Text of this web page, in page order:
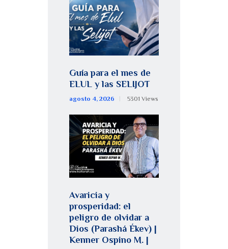
Guía para el mes de
ELUL y las SELIJOT
agosto 4, 2026 5301 Views
Avaricia y
prosperidad: el
peligro de olvidar a
Dios (Parashá Ékev) |
Kenner Ospino M. |